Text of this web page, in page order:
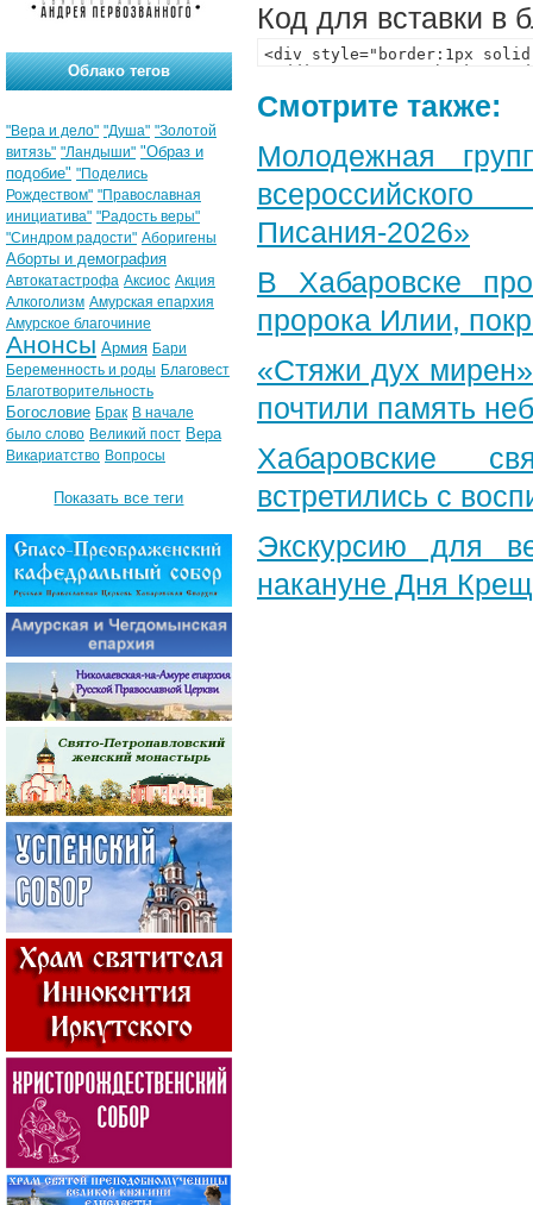
Код для вставки в
Смотрите также:
Молодежная
Писания-2026»
В Хабаровске
пророка Илии,
«Стяжи дух
почтили память
Хабаровские
встретились с
Экскурсию для
накануне Дня
Облако тегов
"Вера и дело" "Душа" "Золотой
витязь" "Ландыши" "Образ и
подобие" "Поделись
Рождеством" "Православная
инициатива" "Радость веры"
"Синдром радости" Аборигены
Аборты и демография
Автокатастрофа Аксиос Акция
Алкоголизм Амурская епархия
Амурское благочиние
Анонсы Армия Бари
Беременность и роды Благовест
Благотворительность
Богословие Брак В начале
было слово Великий пост Вера
Викариатство Вопросы
Показать все теги